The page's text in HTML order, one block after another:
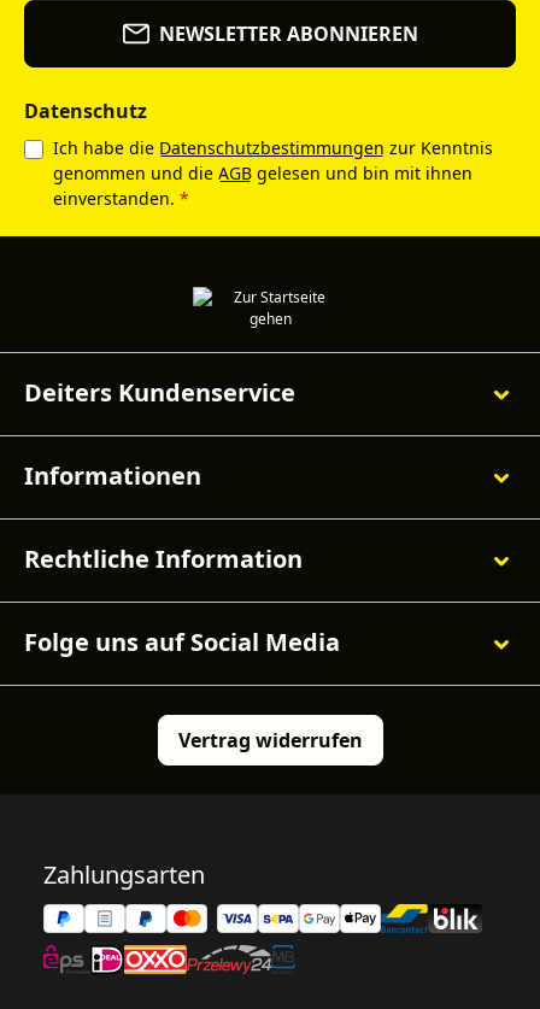
NEWSLETTER ABONNIEREN
Datenschutz
Ich habe die Datenschutzbestimmungen zur Kenntnis
genommen und die AGB gelesen und bin mit ihnen
einverstanden. *
Deiters Kundenservice
Informationen
Rechtliche Information
Folge uns auf Social Media
Vertrag widerrufen
Zahlungsarten